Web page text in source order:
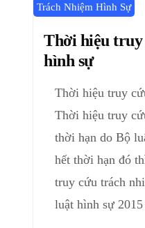
Trách Nhiệm Hình Sự
Thời hiệu
hình sự
Thời hiệu truy
Thời hiệu truy
thời hạn do Bộ
hết thời hạn đó
truy cứu trách
luật hình sự